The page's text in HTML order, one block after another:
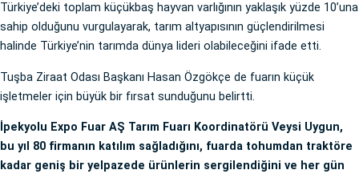
Türkiye’deki toplam küçükbaş hayvan varlığının yaklaşık yüzde 10’una
sahip olduğunu vurgulayarak, tarım altyapısının güçlendirilmesi
halinde Türkiye’nin tarımda dünya lideri olabileceğini ifade etti.
Tuşba Ziraat Odası Başkanı Hasan Özgökçe de fuarın küçük
işletmeler için büyük bir fırsat sunduğunu belirtti.
İpekyolu Expo Fuar AŞ Tarım Fuarı Koordinatörü Veysi Uygun,
bu yıl 80 firmanın katılım sağladığını, fuarda tohumdan traktöre
kadar geniş bir yelpazede ürünlerin sergilendiğini ve her gün